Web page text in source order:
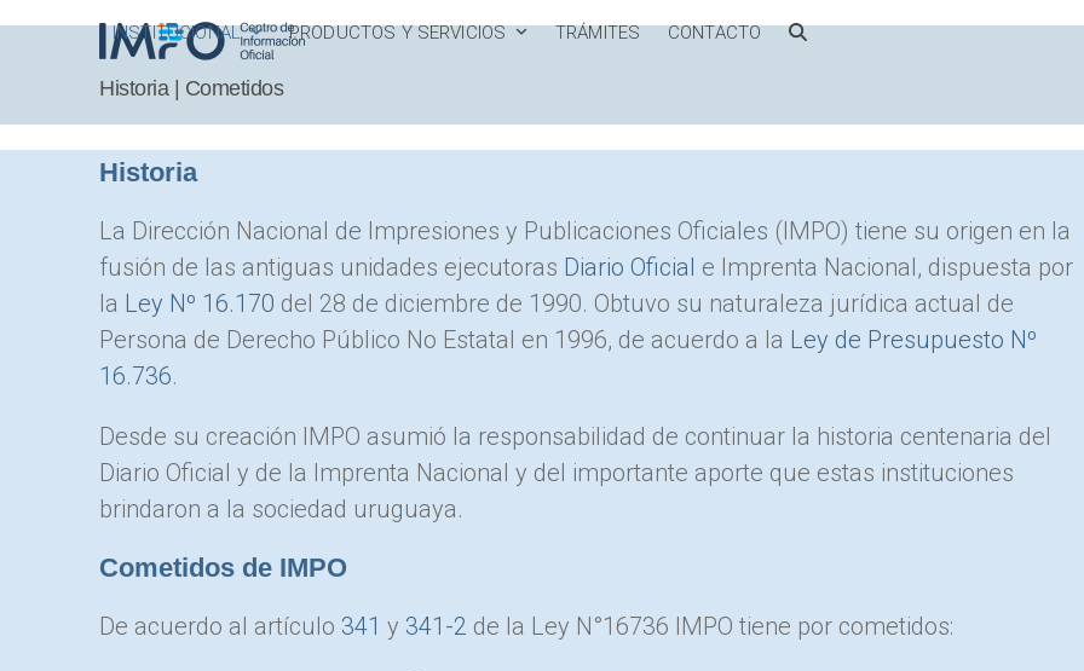
INSTITUCIONAL PRODUCTOS Y SERVICIOS TRÁMITES CONTACTO
Historia | Cometidos
Historia
La Dirección Nacional de Impresiones y Publicaciones Oficiales (IMPO) tiene su origen en la
fusión de las antiguas unidades ejecutoras Diario Oficial e Imprenta Nacional, dispuesta por
la Ley Nº 16.170 del 28 de diciembre de 1990. Obtuvo su naturaleza jurídica actual de
Persona de Derecho Público No Estatal en 1996, de acuerdo a la Ley de Presupuesto Nº
16.736.
Desde su creación IMPO asumió la responsabilidad de continuar la historia centenaria del
Diario Oficial y de la Imprenta Nacional y del importante aporte que estas instituciones
brindaron a la sociedad uruguaya.
Cometidos de IMPO
De acuerdo al artículo 341 y 341-2 de la Ley N°16736 IMPO tiene por cometidos: